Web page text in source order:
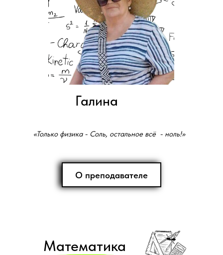
«Только физика - Соль, остальное всё - ноль!»
Галина
О преподавателе
Математика